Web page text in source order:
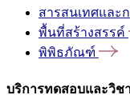
สารสนเทศและ
พื้นที่สร้างสรรค์
พิพิธภัณฑ์
บริการทดสอบและวิช